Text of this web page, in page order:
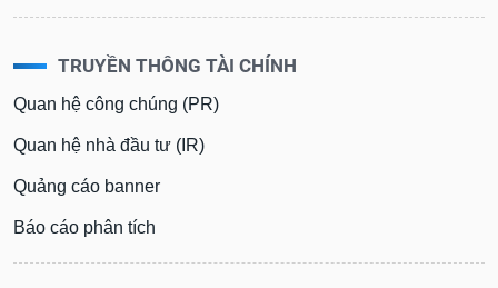
TRUYỀN THÔNG TÀI CHÍNH
Quan hệ công chúng (PR)
Quan hệ nhà đầu tư (IR)
Quảng cáo banner
Báo cáo phân tích